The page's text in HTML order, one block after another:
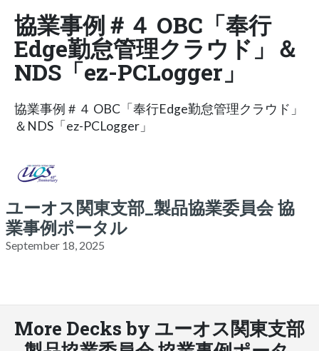
協業事例＃４ OBC「奉行
Edge勤怠管理クラウド」＆
NDS「ez-PCLogger」
協業事例＃４ OBC「奉行Edge勤怠管理クラウド」
＆NDS「ez-PCLogger」
ユーオス関東支部_製品協業委員会 協
業事例ポータル
September 18, 2025
More Decks by ユーオス関東支部